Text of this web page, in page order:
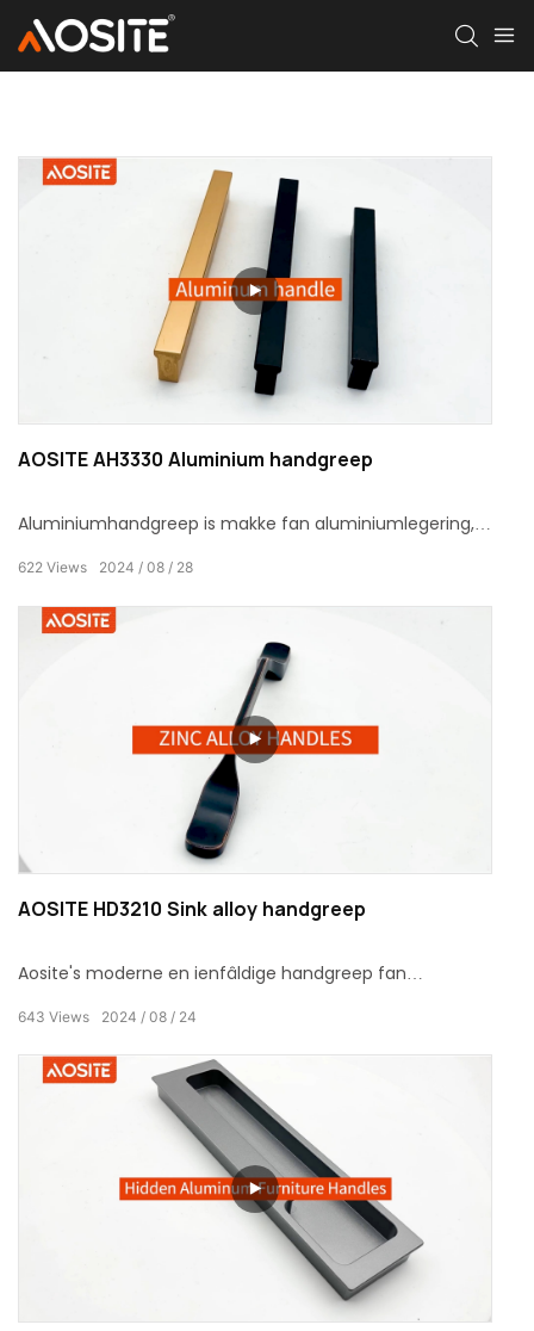
AOSITE AH3330 Aluminium handgreep
Aluminiumhandgreep is makke fan aluminiumlegering,
2024 08 28
622 Views
AOSITE HD3210 Sink alloy handgreep
Aosite's moderne en ienfâldige handgreep fan
2024 08 24
643 Views